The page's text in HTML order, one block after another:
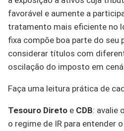
favorável e aumente a
tratamento mais eficiente no
fixa compõe boa parte do seu
considerar títulos com
oscilação do imposto em
Faça uma leitura prática de
Tesouro Direto e CDB: avalie
o regime de IR para entender